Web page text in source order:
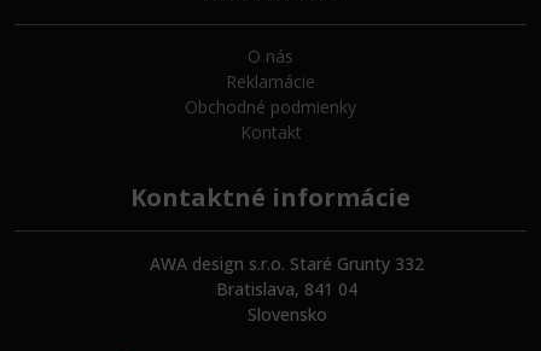
O nás
Reklamácie
Obchodné podmienky
Kontakt
Kontaktné informácie
AWA design s.r.o. Staré Grunty 332
Bratislava, 841 04
Slovensko